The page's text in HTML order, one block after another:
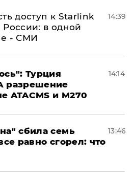
доступ к Starlink
в одной
- СМИ
14:39
Турция
разрешение
ATACMS и M270
14:14
сбила семь
равно сгорел: что
13:46